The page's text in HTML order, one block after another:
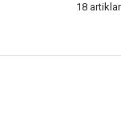
18 artiklar